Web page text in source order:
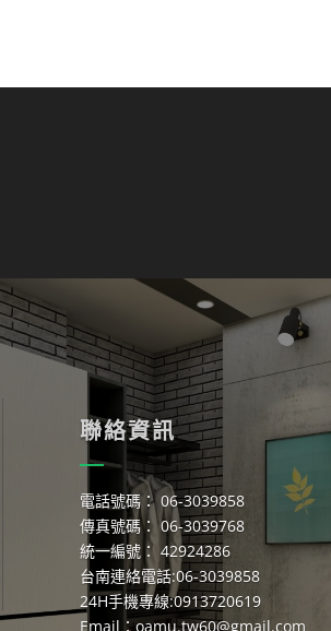
聯絡資訊
電話號碼： 06-3039858
傳真號碼： 06-3039768
統一編號： 42924286
台南連絡電話:06-3039858
24H手機專線:0913720619
Email：oamu.tw60@gmail.com